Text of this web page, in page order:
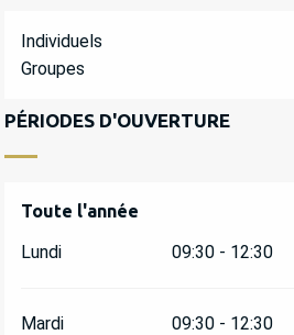
Individuels
Groupes
PÉRIODES D'OUVERTURE
Toute l'année
Toute l'année
Lundi 09:30 - 12:30
Mardi 09:30 - 12:30